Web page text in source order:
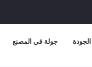
جولة في المصنع